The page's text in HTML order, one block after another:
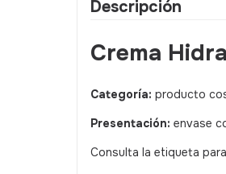
Descripción
Crema
Categoría: producto
Presentación: envase
Consulta la etiqueta